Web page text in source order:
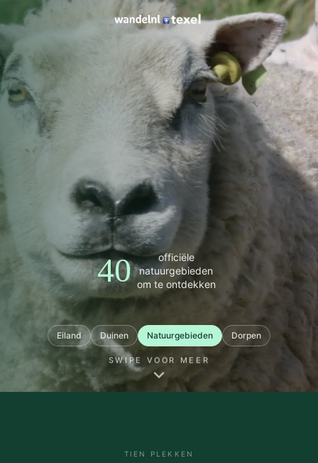
40
officiële
natuurgebieden
om te ontdekken
Eiland Duinen Natuurgebieden Dorpen
SWIPE VOOR MEER
TIEN PLEKKEN